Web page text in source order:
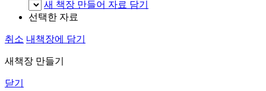
새 책장 만들어 자료 담기
선택한 자료
취소 내책장에 담기
새책장 만들기
닫기